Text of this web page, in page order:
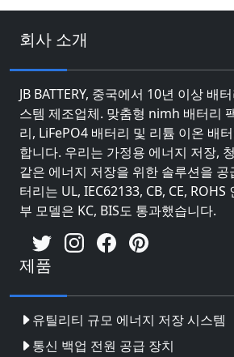
회사 소개
JB BATTERY, 중국에서 10년 이상 배
스템 제조업체. 맞춤형 nimh 배터리
리, LiFePO4 배터리 및 리튬 이온 배
합니다. 우리는 가정용 에너지 저장,
같은 에너지 저장을 위한 솔루션을 공
터리는 UL, IEC62133, CB, CE, ROHS
부 모델은 KC, BIS도 통과했습니다.
제품
유틸리티 규모 에너지 저장 시스템
통신 백업 전원 공급 장치